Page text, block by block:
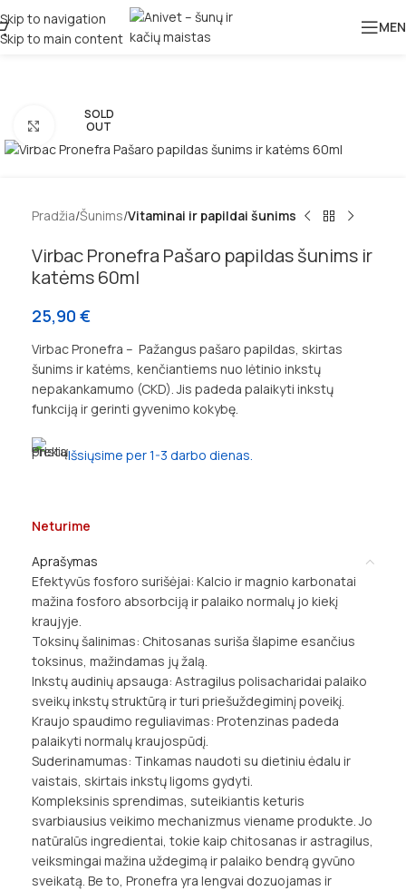
Skip to navigation
Skip to main content
SOLD
OUT
Padidinti
Pradžia Šunims Vitaminai ir papildai šunims
Virbac Pronefra Pašaro papildas šunims ir
katėms 60ml
25,90 €
Virbac Pronefra – Pažangus pašaro papildas, skirtas
šunims ir katėms, kenčiantiems nuo lėtinio inkstų
nepakankamumo (CKD). Jis padeda palaikyti inkstų
funkciją ir gerinti gyvenimo kokybę.
Išsiųsime per 1-3 darbo dienas.
Neturime
Aprašymas
Efektyvūs fosforo surišėjai: Kalcio ir magnio karbonatai
mažina fosforo absorbciją ir palaiko normalų jo kiekį
kraujyje.
Toksinų šalinimas: Chitosanas suriša šlapime esančius
toksinus, mažindamas jų žalą.
Inkstų audinių apsauga: Astragilus polisacharidai palaiko
sveikų inkstų struktūrą ir turi priešuždegiminį poveikį.
Kraujo spaudimo reguliavimas: Protenzinas padeda
palaikyti normalų kraujospūdį.
Suderinamumas: Tinkamas naudoti su dietiniu ėdalu ir
vaistais, skirtais inkstų ligoms gydyti.
Kompleksinis sprendimas, suteikiantis keturis
svarbiausius veikimo mechanizmus viename produkte. Jo
natūralūs ingredientai, tokie kaip chitosanas ir astragilus,
veiksmingai mažina uždegimą ir palaiko bendrą gyvūno
sveikatą. Be to, Pronefra yra lengvai dozuojamas ir